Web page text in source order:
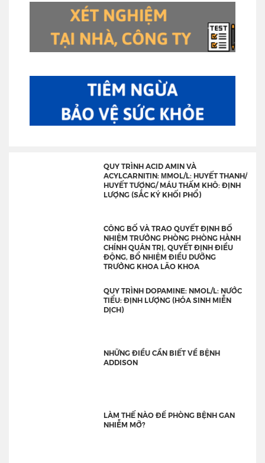
QUY TRÌNH ACID AMIN VÀ
ACYLCARNITIN: ΜMOL/L: HUYẾT THANH/
HUYẾT TƯƠNG/ MÁU THẤM KHÔ: ĐỊNH
LƯỢNG (SẮC KÝ KHỐI PHỔ)
CÔNG BỐ VÀ TRAO QUYẾT ĐỊNH BỔ
NHIỆM TRƯỞNG PHÒNG PHÒNG HÀNH
CHÍNH QUẢN TRỊ, QUYẾT ĐỊNH ĐIỀU
ĐỘNG, BỔ NHIỆM ĐIỀU DƯỠNG
TRƯỞNG KHOA LÃO KHOA
QUY TRÌNH DOPAMINE: NMOL/L: NƯỚC
TIỂU: ĐỊNH LƯỢNG (HÓA SINH MIỄN
DỊCH)
NHỮNG ĐIỀU CẦN BIẾT VỀ BỆNH
ADDISON
LÀM THẾ NÀO ĐỂ PHÒNG BỆNH GAN
NHIỄM MỠ?